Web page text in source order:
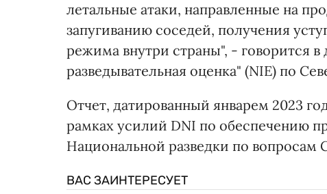
летальные атаки, направленные на
запугиванию соседей, получения
режима внутри страны", - говорится
разведывательная оценка" (NIE) по
Отчет, датированный январем 2023
рамках усилий DNI по обеспечению
Национальной разведки по
ВАС ЗАИНТЕРЕСУЕТ